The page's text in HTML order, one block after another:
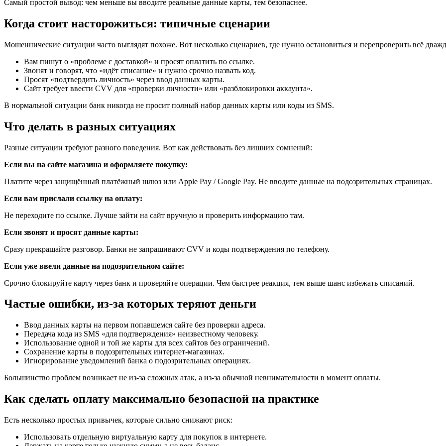
Самый простой вывод: чем меньше вы вводите реальные данные карты, тем безопаснее.
Когда стоит насторожиться: типичные сценарии
Мошеннические ситуации часто выглядят похоже. Вот несколько сценариев, где нужно остановиться и перепроверить всё
Вам пишут о «проблеме с доставкой» и просят оплатить по ссылке.
Звонят и говорят, что «идёт списание» и нужно срочно назвать код.
Просят «подтвердить личность» через ввод данных карты.
Сайт требует ввести CVV для «проверки личности» или «разблокировки аккаунта».
В нормальной ситуации банк никогда не просит полный набор данных карты или коды из SMS.
Что делать в разных ситуациях
Разные ситуации требуют разного поведения. Вот как действовать без лишних сомнений:
Если вы на сайте магазина и оформляете покупку:
Платите через защищённый платёжный шлюз или Apple Pay / Google Pay. Не вводите данные на подозрительных страницах.
Если вам прислали ссылку на оплату:
Не переходите по ссылке. Лучше зайти на сайт вручную и проверить информацию там.
Если звонят и просят данные карты:
Сразу прекращайте разговор. Банки не запрашивают CVV и коды подтверждения по телефону.
Если уже ввели данные на подозрительном сайте:
Срочно блокируйте карту через банк и проверяйте операции. Чем быстрее реакция, тем выше шанс избежать списаний.
Частые ошибки, из-за которых теряют деньги
Ввод данных карты на первом попавшемся сайте без проверки адреса.
Передача кода из SMS «для подтверждения» неизвестному человеку.
Использование одной и той же карты для всех сайтов без ограничений.
Сохранение карты в подозрительных интернет-магазинах.
Игнорирование уведомлений банка о подозрительных операциях.
Большинство проблем возникает не из-за сложных атак, а из-за обычной невнимательности в момент оплаты.
Как сделать оплату максимально безопасной на практике
Есть несколько простых привычек, которые сильно снижают риск:
Использовать отдельную виртуальную карту для покупок в интернете.